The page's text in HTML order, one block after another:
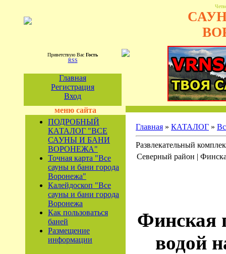
Приветствую Вас Гость
RSS
Главная
Регистрация
Вход
меню сайта
ПОДРОБНЫЙ
КАТАЛОГ "ВСЕ
САУНЫ И БАНИ
ВОРОНЕЖА"
Точная карта "Все
сауны и бани города
Воронежа"
Калейдоскоп "Все
сауны и бани города
Воронежа
Как пользоваться
баней
Размещение
информации
Главная » КАТАЛОГ »
Развлекательный
Северный район |
Финская
водой